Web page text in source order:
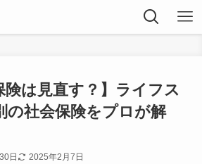
険は見直す？】ライフス
の社会保険をプロが解
日 2025年2月7日